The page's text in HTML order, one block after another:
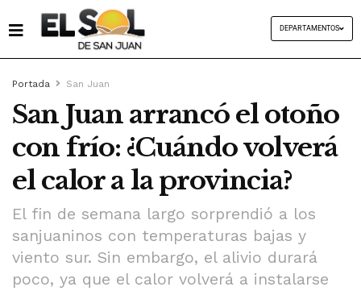
DEPARTAMENTOS
Portada San Juan
San Juan arrancó el otoño
con frío: ¿Cuándo volverá
el calor a la provincia?
El fin de semana largo sorprendió a los
sanjuaninos con temperaturas bajas y
viento sur. Sin embargo, el alivio durará
poco, ya que el calor volverá a instalarse